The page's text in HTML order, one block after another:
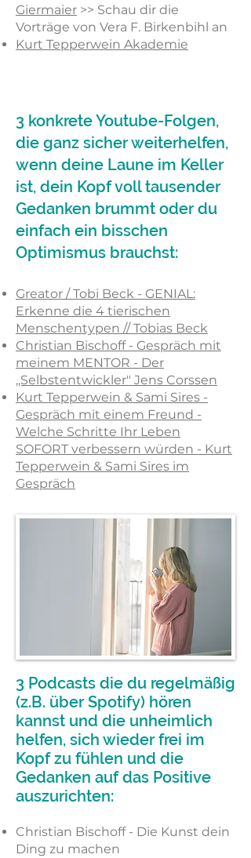
Giermaier >> Schau dir die
Vorträge von Vera F. Birkenbihl an
Kurt Tepperwein Akademie
3 konkrete Youtube-Folgen,
die ganz sicher weiterhelfen,
wenn deine Laune im Keller
ist, dein Kopf voll tausender
Gedanken brummt oder du
einfach ein bisschen
Optimismus brauchst:
Greator / Tobi Beck - GENIAL:
Erkenne die 4 tierischen
Menschentypen // Tobias Beck
Christian Bischoff - Gespräch mit
meinem MENTOR - Der
,,Selbstentwickler" Jens Corssen
Kurt Tepperwein & Sami Sires -
Gespräch mit einem Freund -
Welche Schritte Ihr Leben
SOFORT verbessern würden - Kurt
Tepperwein & Sami Sires im
Gespräch
3 Podcasts die du regelmäßig
(z.B. über Spotify) hören
kannst und die unheimlich
helfen, sich wieder frei im
Kopf zu fühlen und die
Gedanken auf das Positive
auszurichten:
Christian Bischoff - Die Kunst dein
Ding zu machen